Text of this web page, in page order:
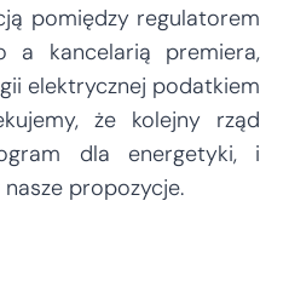
pomiędzy regulatorem
a kancelarią premiera,
elektrycznej podatkiem
że kolejny rząd
dla energetyki, i
propozycje.